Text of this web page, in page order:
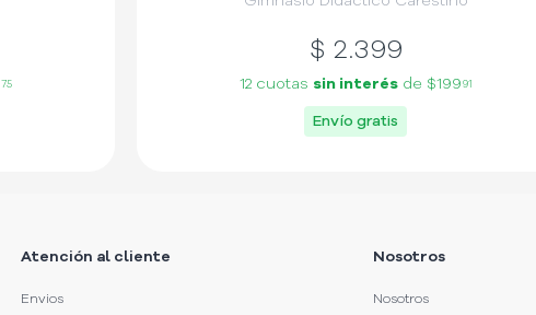
75
$ 2.399
12 cuotas sin interésde $199 91
Envío gratis
Atención al cliente
Envios
Nosotros
Nosotros